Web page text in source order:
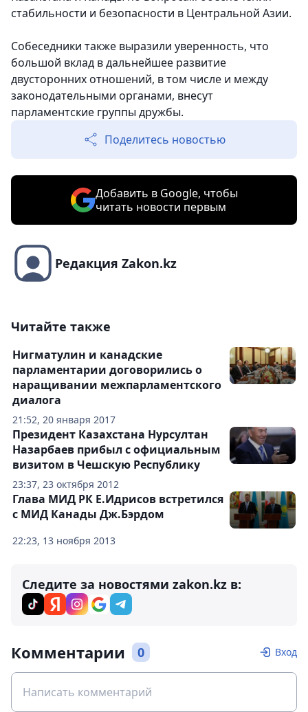
стабильности и безопасности в Центральной Азии.
Собеседники также выразили уверенность, что
большой вклад в дальнейшее развитие
двусторонних отношений, в том числе и между
законодательными органами, внесут
парламентские группы дружбы.
Поделитесь новостью
Добавить в Google, чтобы
читать новости первым
Редакция Zakon.kz
Читайте также
21:52, 20 января 2017
Нигматулин и канадские
парламентарии договорились о
наращивании межпарламентского
диалога
23:37, 23 октября 2012
Президент Казахстана Нурсултан
Назарбаев прибыл с официальным
визитом в Чешскую Республику
22:23, 13 ноября 2013
Глава МИД РК Е.Идрисов встретился
с МИД Канады Дж.Бэрдом
Следите за новостями zakon.kz в:
Комментарии 0 Вход